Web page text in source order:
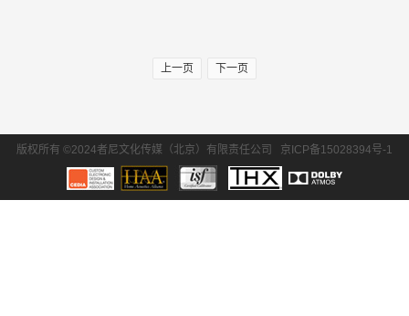
上一页 下一页
版权所有 ©2024者尼文化传媒（北京）有限责任公司 京ICP备15028394号-1